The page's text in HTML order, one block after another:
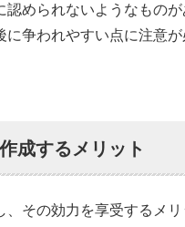
認められないようなもの
争われやすい点に注意が
成するメリット
、その効力を享受するメ